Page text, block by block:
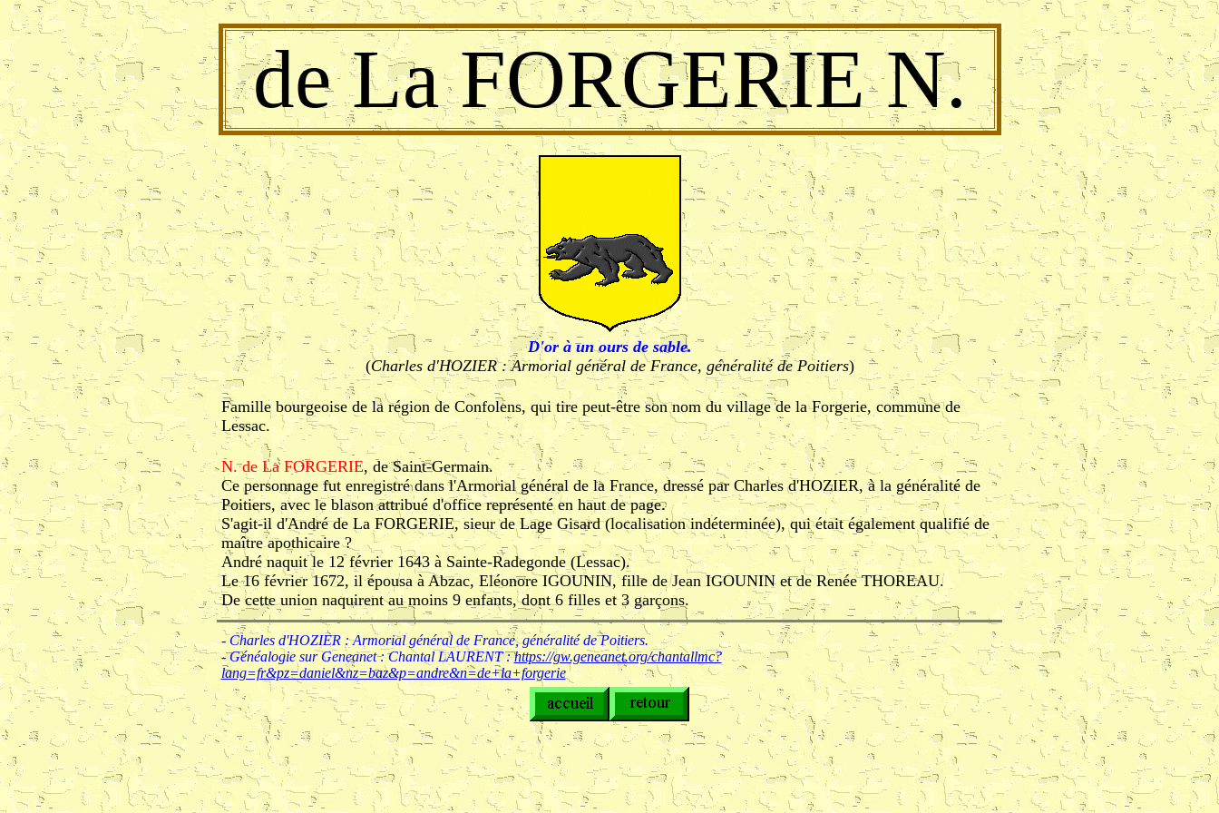
de La FORGERIE N.
D'or à un ours de sable.
(Charles d'HOZIER : Armorial général de France, généralité de Poitiers)
Famille bourgeoise de la région de Confolens, qui tire peut-être son nom du village de la Forgerie, commune de
Lessac.
N. de La FORGERIE, de Saint-Germain.
Ce personnage fut enregistré dans l'Armorial général de la France, dressé par Charles d'HOZIER, à la généralité de
Poitiers, avec le blason attribué d'office représenté en haut de page.
S'agit-il d'André de La FORGERIE, sieur de Lage Gisard (localisation indéterminée), qui était également qualifié de
maître apothicaire ?
André naquit le 12 février 1643 à Sainte-Radegonde (Lessac).
Le 16 février 1672, il épousa à Abzac, Eléonore IGOUNIN, fille de Jean IGOUNIN et de Renée THOREAU.
De cette union naquirent au moins 9 enfants, dont 6 filles et 3 garçons.
- Charles d'HOZIER : Armorial général de France, généralité de Poitiers.
- Généalogie sur Geneanet : Chantal LAURENT :https://gw.geneanet.org/chantallmc?
lang=fr&pz=daniel&nz=baz&p=andre&n=de+la+forgerie